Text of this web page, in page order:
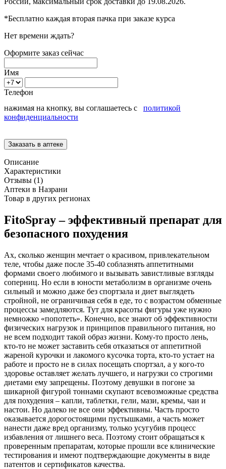
*Бесплатно каждая вторая пачка при заказе курса
Нет времени ждать?
Оформите заказ сейчас
Имя
Телефон
нажимая на кнопку, вы соглашаетесь с политикой
конфиденциальности
Описание
Характеристики
Отзывы (1)
Аптеки в Назрани
Товар в других регионах
FitoSpray – эффективный препарат для
безопасного похудения
Ах, сколько женщин мечтает о красивом, привлекательном
теле, чтобы даже после 35-40 соблазнять аппетитными
формами своего любимого и вызывать завистливые взгляды
соперниц. Но если в юности метаболизм в организме очень
сильный и можно даже без спортзала и диет выглядеть
стройной, не ограничивая себя в еде, то с возрастом обменные
процессы замедляются. Тут для красоты фигуры уже нужно
немножко «попотеть». Конечно, все знают об эффективности
физических нагрузок и принципов правильного питания, но
не всем подходит такой образ жизни. Кому-то просто лень,
кто-то не может заставить себя отказаться от аппетитной
жареной курочки и лакомого кусочка торта, кто-то устает на
работе и просто не в силах посещать спортзал, а у кого-то
здоровье оставляет желать лучшего, и нагрузки со строгими
диетами ему запрещены. Поэтому девушки в погоне за
шикарной фигурой тоннами скупают всевозможные средства
для похудения – капли, таблетки, гели, мази, кремы, чаи и
настои. Но далеко не все они эффективны. Часть просто
оказывается дорогостоящими пустышками, а часть может
нанести даже вред организму, только усугубив процесс
избавления от лишнего веса. Поэтому стоит обращаться к
проверенным препаратам, которые прошли все клинические
тестирования и имеют подтверждающие документы в виде
патентов и сертификатов качества.